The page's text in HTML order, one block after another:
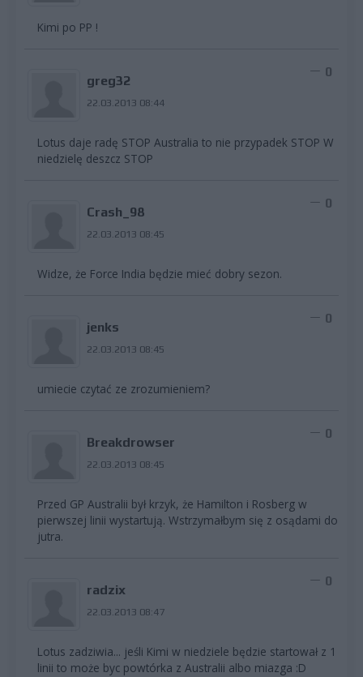
Kimi po PP !
greg32
22.03.2013 08:44
0
Lotus daje radę STOP Australia to nie przypadek STOP W
niedzielę deszcz STOP
Crash_98
22.03.2013 08:45
0
Widze, że Force India będzie mieć dobry sezon.
jenks
22.03.2013 08:45
0
umiecie czytać ze zrozumieniem?
Breakdrowser
22.03.2013 08:45
0
Przed GP Australii był krzyk, że Hamilton i Rosberg w
pierwszej linii wystartują. Wstrzymałbym się z osądami do
jutra.
radzix
22.03.2013 08:47
0
Lotus zadziwia... jeśli Kimi w niedziele będzie startował z 1
linii to może byc powtórka z Australii albo miazga :D